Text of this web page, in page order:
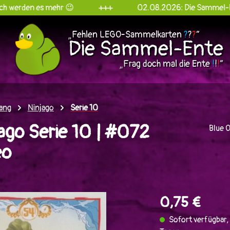
mehr 😉 +++ 02.08.2026: Die Sammel-Ente goes
„Fehlen LEGO-Sammelkarten ???“
Die Sammel-Ente
„Frag doch mal die Ente!!!“
Ninjago Serie 10
Serie 10 | #072
Blue
0,75 €
Sofort